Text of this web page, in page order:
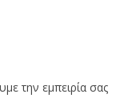
την εμπειρία σας